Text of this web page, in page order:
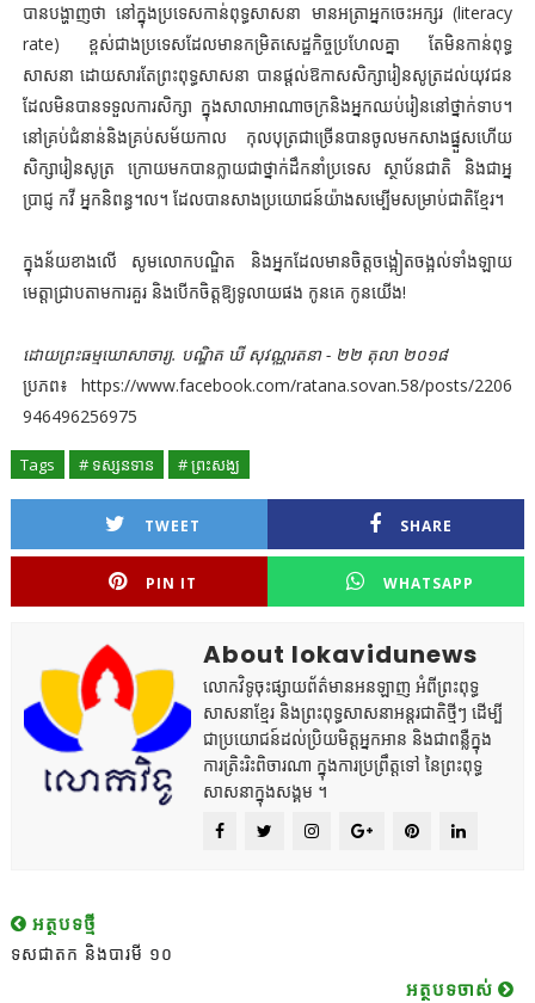
បានបង្ហាញថា នៅក្នុងប្រទេសកាន់ពុទ្ធសាសនា មានអត្រាអ្នកចេះអក្សរ (literacy
rate) ខ្ពស់ជាងប្រទេសដែលមានកម្រិតសេដ្ឋកិច្ចប្រហែលគ្នា តែមិនកាន់ពុទ្ធ
សាសនា ដោយសារតែព្រះពុទ្ធសាសនា បានផ្តល់ឱកាសសិក្សារៀនសូត្រដល់យុវជន
ដែលមិនបានទទួលការសិក្សា ក្នុងសាលាអាណាចក្រនិងអ្នកឈប់រៀននៅថ្នាក់ទាប។
នៅគ្រប់ជំនាន់និងគ្រប់សម័យកាល កុលបុត្រជាច្រើនបានចូលមកសាងផ្នួសហើយ
សិក្សារៀនសូត្រ ក្រោយមកបានក្លាយជាថ្នាក់ដឹកនាំប្រទេស ស្ថាប័នជាតិ និងជាអ្ន
ប្រាជ្ញ កវី អ្នកនិពន្ធ។ល។ ដែលបានសាងប្រយោជន៍យ៉ាងសម្បើមសម្រាប់ជាតិខ្មែរ។
ក្នុងន័យខាងលើ សូមលោកបណ្ឌិត និងអ្នកដែលមានចិត្តចង្អៀតចង្អល់ទាំងឡាយ
មេត្តាជ្រាបតាមការគួរ និងបើកចិត្តឱ្យទូលាយផង កូនគេ កូនយើង!
ដោយព្រះធម្មឃោសាចារ្យ. បណ្ឌិត ឃី សុវណ្ណរតនា - ២២ តុលា ២០១៨
ប្រភព៖ https://www.facebook.com/ratana.sovan.58/posts/2206
946496256975
Tags # ទស្សនទាន # ព្រះសង្ឃ
TWEET SHARE
PIN IT WHATSAPP
About lokavidunews
លោកវិទូចុះផ្សាយព័ត៌មានអនឡាញ អំពីព្រះពុទ្ធ
សាសនាខ្មែរ និងព្រះពុទ្ធសាសនាអន្តរជាតិថ្មីៗ ដើម្បី
ជាប្រយោជន៍ដល់ប្រិយមិត្តអ្នកអាន និងជាពន្លឺក្នុង
ការត្រិះរិះពិចារណា ក្នុងការប្រព្រឹត្តទៅ នៃព្រះពុទ្ធ
សាសនាក្នុងសង្គម ។
អត្ថបទថ្មី
ទសជាតក និងបារមី ១០
អត្ថបទចាស់